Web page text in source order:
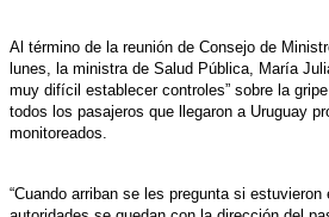
Al término de la reunión de Consejo de
lunes, la ministra de Salud Pública, María
muy difícil establecer controles” sobre la
todos los pasajeros que llegaron a Uruguay
monitoreados.
“Cuando arriban se les pregunta si